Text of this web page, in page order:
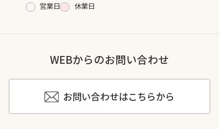
営業日
休業日
WEBからのお問い合わせ
お問い合わせはこちらから